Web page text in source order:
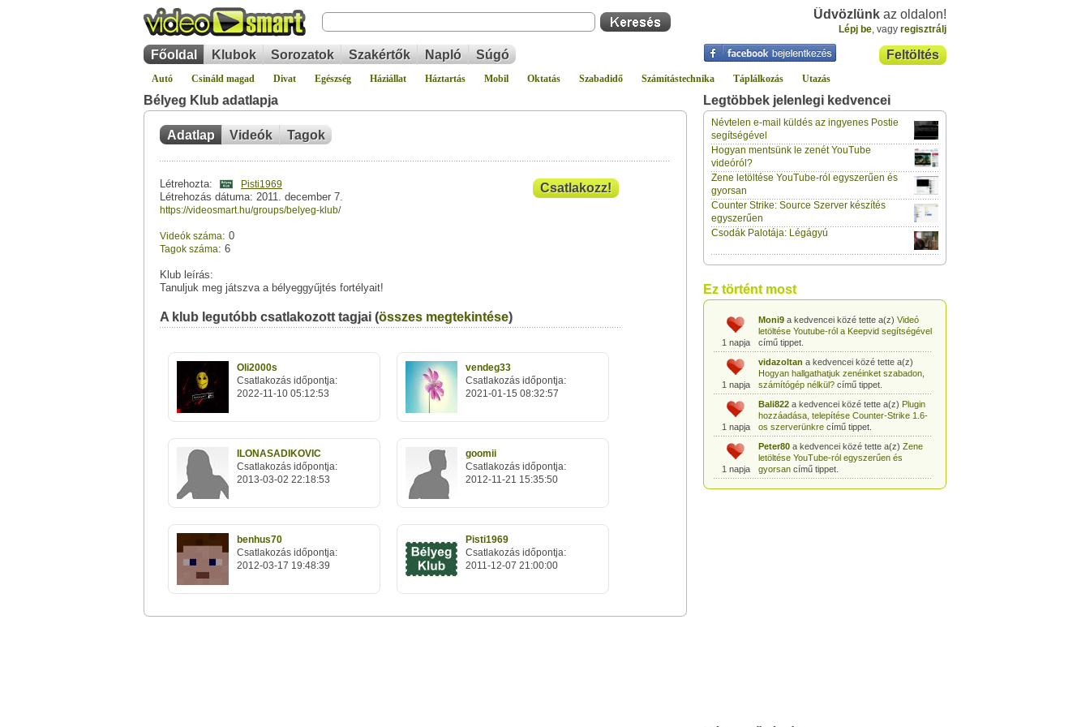
Üdvözlünk az oldalon!
Lépj be, vagy regisztrálj
Feltöltés
Főoldal Klubok Sorozatok Szakértők Napló Súgó
Autó Csináld magad Divat Egészség Háziállat Háztartás Mobil Oktatás Szabadidő Számítástechnika Táplálkozás Utazás
Bélyeg Klub adatlapja
Adatlap Videók Tagok
Létrehozta: Pisti1969
Létrehozás dátuma: 2011. december 7.
https://videosmart.hu/groups/belyeg-klub/
Videók száma: 0
Tagok száma: 6
Klub leírás:
Tanuljuk meg játszva a bélyeggyűjtés fortélyait!
Csatlakozz!
A klub legutóbb csatlakozott tagjai (összes megtekintése)
Oli2000s
Csatlakozás időpontja:
2022-11-10 05:12:53
vendeg33
Csatlakozás időpontja:
2021-01-15 08:32:57
ILONASADIKOVIC
Csatlakozás időpontja:
2013-03-02 22:18:53
goomii
Csatlakozás időpontja:
2012-11-21 15:35:50
benhus70
Csatlakozás időpontja:
2012-03-17 19:48:39
Pisti1969
Csatlakozás időpontja:
2011-12-07 21:00:00
Legtöbbek jelenlegi kedvencei
Névtelen e-mail küldés az ingyenes Postie
segítségével
Hogyan mentsünk le zenét YouTube
videóról?
Zene letöltése YouTube-ról egyszerűen és
gyorsan
Counter Strike: Source Szerver készítés
egyszerűen
Csodák Palotája: Légágyú
Ez történt most
1 napja
gabor733a kedvencei közé tette a(z)
Leopárdgekkó-etetés egyszerű csipesszel
című tippet.
1 napja
gabor733a kedvencei közé tette a(z)
című tippet.
1 napja
Hogyan készítsünk fűszeres-paradicsomos
pennét?
1 napja
gabor733a kedvencei közé tette a(z)
hónapos kortólcímű tippet.
1 napja
Babakonyha - Alma-banán püré készítése
egyszerűencímű tippet.
1 napja
Moni9a kedvencei közé tette a(z) Videó
letöltése Youtube-ról a Keepvid segítségével
című tippet.
1 napja
vidazoltan a kedvencei közé tette a(z)
Hogyan hallgathatjuk zenéinket szabadon,
számítógép nélkül?című tippet.
1 napja
Bali822a kedvencei közé tette a(z) Plugin
hozzáadása, telepítése Counter-Strike 1.6-
os szerverünkrecímű tippet.
1 napja
Peter80a kedvencei közé tette a(z) Zene
letöltése YouTube-ról egyszerűen és
gyorsancímű tippet.
Heni77a kedvencei közé tette a(z)Counter